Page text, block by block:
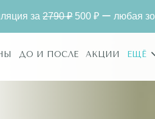
ДО И ПОСЛЕ АКЦИИ ЕЩЁ
Только для новых клиентов